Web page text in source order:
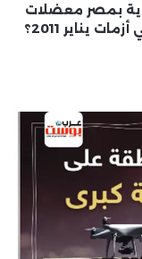
بمصر معضلات
يناير 2011؟